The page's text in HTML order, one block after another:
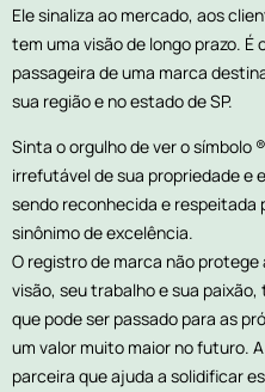
Ele sinaliza ao mercado, aos
tem uma visão de longo prazo. É
passageira de uma marca
sua região e no estado de SP.
Sinta o orgulho de ver o símbolo
irrefutável de sua propriedade e
sendo reconhecida e
sinônimo de excelência.
O registro de marca não
visão, seu trabalho e sua
que pode ser passado para as
um valor muito maior no futuro.
parceira que ajuda a solidificar